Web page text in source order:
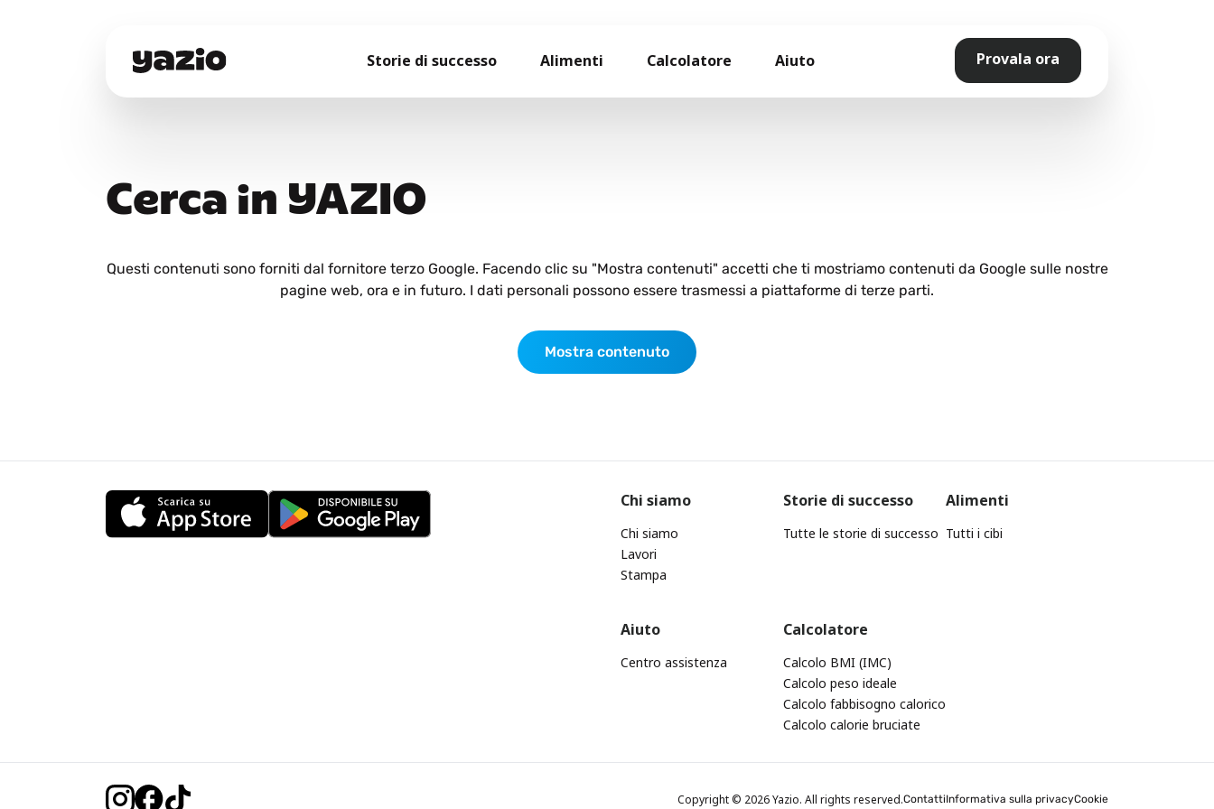
Storie di successo Alimenti Calcolatore Aiuto Provala ora
Cerca in YAZIO
Questi contenuti sono forniti dal fornitore terzo Google. Facendo clic su "Mostra contenuti" accetti che ti mostriamo contenuti da Google sulle nostre
pagine web, ora e in futuro. I dati personali possono essere trasmessi a piattaforme di terze parti.
Mostra contenuto
Chi siamo
Chi siamo
Lavori
Stampa
Storie di successo
Tutte le storie di successo
Alimenti
Tutti i cibi
Aiuto
Centro assistenza
Calcolatore
Calcolo BMI (IMC)
Calcolo peso ideale
Calcolo fabbisogno calorico
Calcolo calorie bruciate
Copyright © 2026 Yazio. All rights reserved.ContattiInformativa sulla privacyCookie